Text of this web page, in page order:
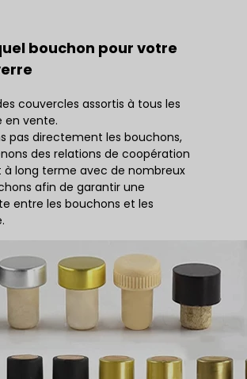
bouchon pour votre
couvercles assortis à tous les
en vente.
pas directement les bouchons,
des relations de coopération
à long terme avec de nombreux
afin de garantir une
entre les bouchons et les